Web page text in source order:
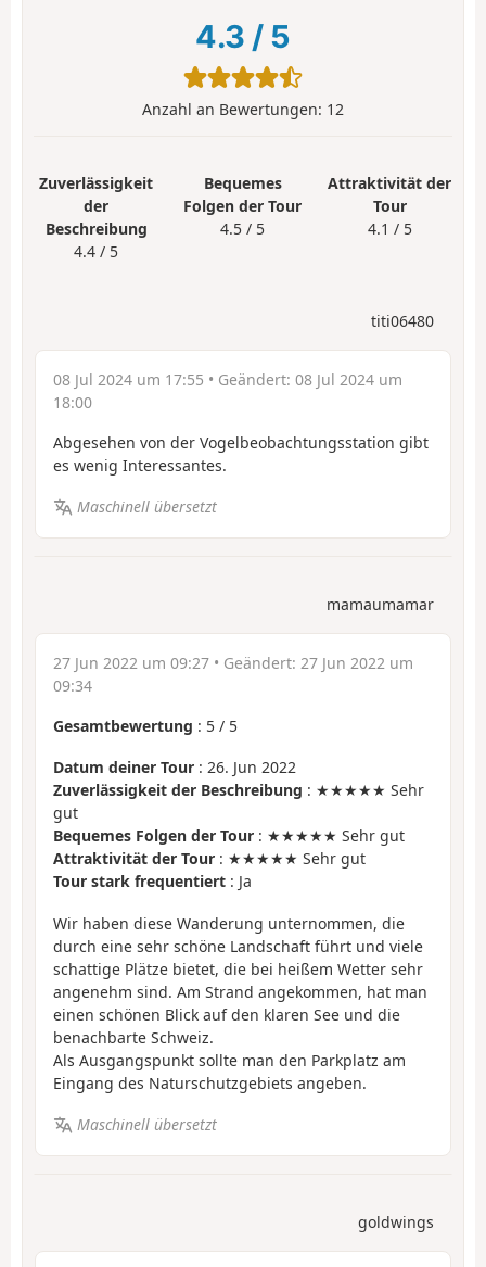
4.3 / 5
Anzahl an Bewertungen: 12
Zuverlässigkeit
der
Beschreibung
4.4 / 5
Bequemes
Folgen der Tour
4.5 / 5
Attraktivität der
Tour
4.1 / 5
titi06480
08 Jul 2024 um 17:55 • Geändert: 08 Jul 2024 um
18:00
Abgesehen von der Vogelbeobachtungsstation gibt
es wenig Interessantes.
Maschinell übersetzt
mamaumamar
27 Jun 2022 um 09:27 • Geändert: 27 Jun 2022 um
09:34
Gesamtbewertung : 5 / 5
Datum deiner Tour : 26. Jun 2022
Zuverlässigkeit der Beschreibung : ★★★★★ Sehr
gut
Bequemes Folgen der Tour : ★★★★★ Sehr gut
Attraktivität der Tour : ★★★★★ Sehr gut
Tour stark frequentiert : Ja
Wir haben diese Wanderung unternommen, die
durch eine sehr schöne Landschaft führt und viele
schattige Plätze bietet, die bei heißem Wetter sehr
angenehm sind. Am Strand angekommen, hat man
einen schönen Blick auf den klaren See und die
benachbarte Schweiz.
Als Ausgangspunkt sollte man den Parkplatz am
Eingang des Naturschutzgebiets angeben.
Maschinell übersetzt
goldwings